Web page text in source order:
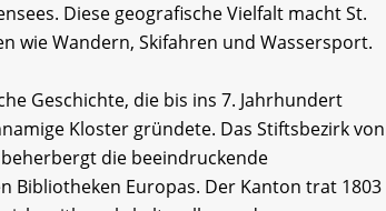
Diese geografische Vielfalt macht St.
wie Wandern, Skifahren und Wassersport.
Geschichte, die bis ins 7. Jahrhundert
Kloster gründete. Das Stiftsbezirk von
die beeindruckende
Bibliotheken Europas. Der Kanton trat 1803